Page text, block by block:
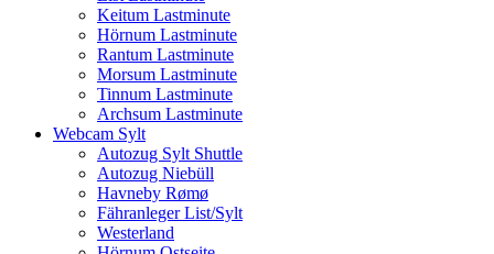
Keitum Lastminute
Hörnum Lastminute
Rantum Lastminute
Morsum Lastminute
Tinnum Lastminute
Archsum Lastminute
Webcam Sylt
Autozug Sylt Shuttle
Autozug Niebüll
Havneby Rømø
Fähranleger List/Sylt
Westerland